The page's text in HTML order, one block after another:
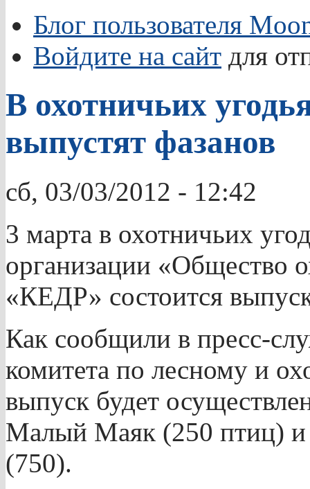
Блог пользователя
Войдите на сайт для
В охотничьих
выпустят фазанов
сб, 03/03/2012 - 12:42
3 марта в охотничьих
организации «Общество
«КЕДР» состоится
Как сообщили в пресс-
комитета по лесному и
выпуск будет
Малый Маяк (250 птиц) и
(750).